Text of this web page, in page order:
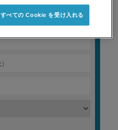
すべての Cookie を受け入れる